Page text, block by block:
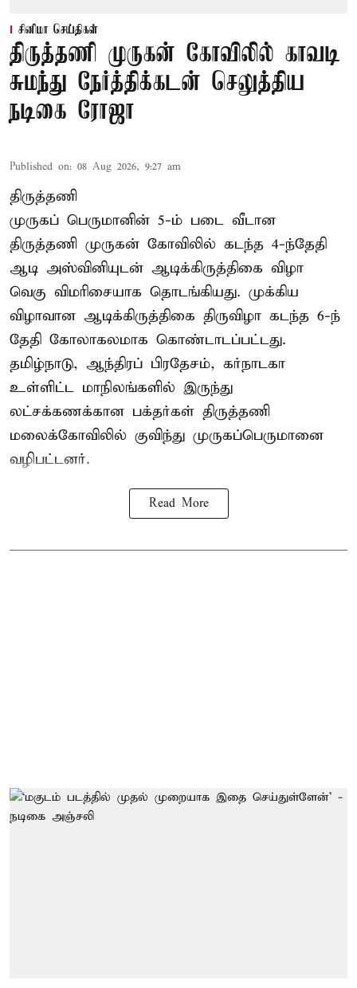
சினிமா செய்திகள்
திருத்தணி முருகன் கோவிலில் காவடி
சுமந்து நேர்த்திக்கடன் செலுத்திய
நடிகை ரோஜா
Published on: 08 Aug 2026, 9:27 am
திருத்தணி
முருகப் பெருமானின் 5-ம் படை வீடான
திருத்தணி முருகன் கோவிலில் கடந்த 4-ந்தேதி
ஆடி அஸ்வினியுடன் ஆடிக்கிருத்திகை விழா
வெகு விமரிசையாக தொடங்கியது. முக்கிய
விழாவான ஆடிக்கிருத்திகை திருவிழா கடந்த 6-ந்
தேதி கோலாகலமாக கொண்டாடப்பட்டது.
தமிழ்நாடு, ஆந்திரப் பிரதேசம், கர்நாடகா
உள்ளிட்ட மாநிலங்களில் இருந்து
லட்சக்கணக்கான பக்தர்கள் திருத்தணி
மலைக்கோவிலில் குவிந்து முருகப்பெருமானை
வழிபட்டனர்.
Read More